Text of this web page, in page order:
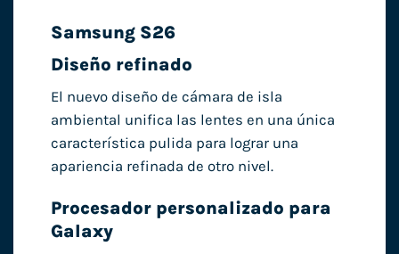
Samsung S26
Diseño refinado
El nuevo diseño de cámara de isla
ambiental unifica las lentes en una única
característica pulida para lograr una
apariencia refinada de otro nivel.
Procesador personalizado para
Galaxy